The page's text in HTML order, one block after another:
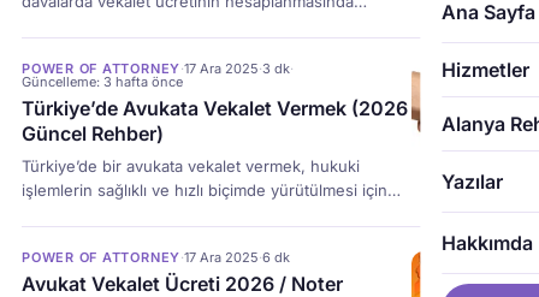
Ana Sayfa
Hizmetler
Alanya
Yazılar
Hakkımda
kapsamı 6183 sayılı Kanun kapsamındaki davalar,
genel bütçe, il özel idareleri, belediye ve köylere ait
vergileri kapsıyor.
POWER OF ATTORNEY·17 Ara 2025·3 dk·
Güncelleme: 3 hafta önce
Türkiye’de Avukata Vekalet Vermek (2026
Güncel Rehber)
Türkiye’de bir avukata vekalet vermek, hukuki
işlemlerin sağlıklı ve hızlı biçimde yürütülmesi için
çerçevesinde avukata vekaletname verme usulü,
hem Türkiye içinden hem de yurt dışından belirli
POWER OF ATTORNEY·17 Ara 2025·6 dk
Avukat Vekalet Ücreti 2026 / Noter